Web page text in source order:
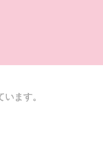
ます。